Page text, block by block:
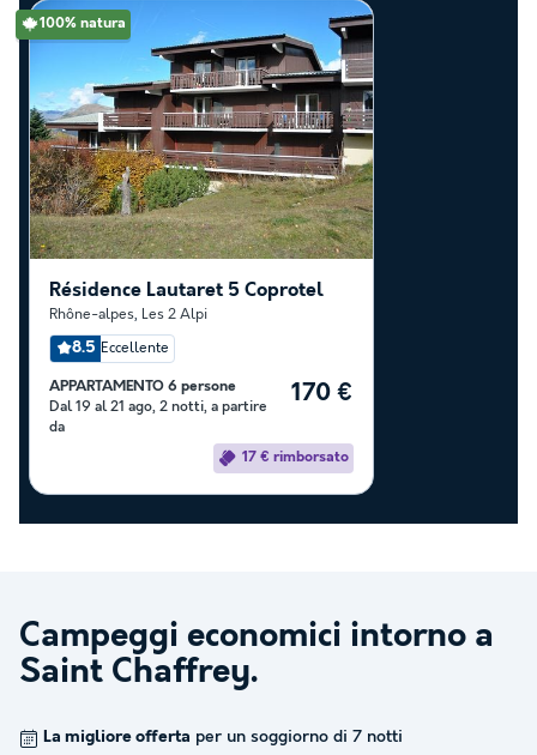
valutati come i migliori dai nostri clienti
100% natura
Résidence Lautaret 5 Coprotel
Rhône-alpes, Les 2 Alpi
8.5 Eccellente
APPARTAMENTO 6 persone
Dal 19 al 21 ago, 2 notti, a partire
da
170 €
17 € rimborsato
Campeggi economici intorno a
Saint Chaffrey.
La migliore offerta per un soggiorno di 7 notti